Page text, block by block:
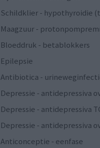
Schildklier - hypothyroidie
Maagzuur -
Bloeddruk - betablokkers
Epilepsie
Antibiotica -
Depressie - antidepressiva
Depressie - antidepressiva
Depressie - antidepressiva
Anticonceptie - eenfase